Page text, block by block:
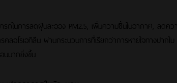
ถในการลดฝุ่นละออง PM2.5, เพิ่มความชื้นในอากาศ, ลดค
ลอโรเอทิลีน ผ่านกระบวนการที่เรียกว่าการหายใจทางปาก
มากยิ่งขึ้น